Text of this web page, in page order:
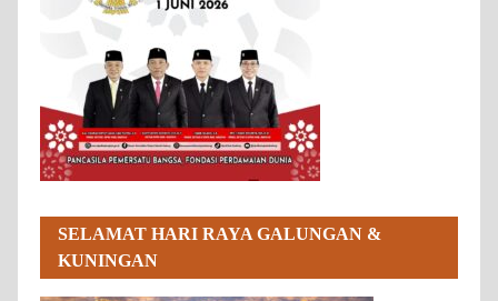
SELAMAT HARI RAYA GALUNGAN &
KUNINGAN